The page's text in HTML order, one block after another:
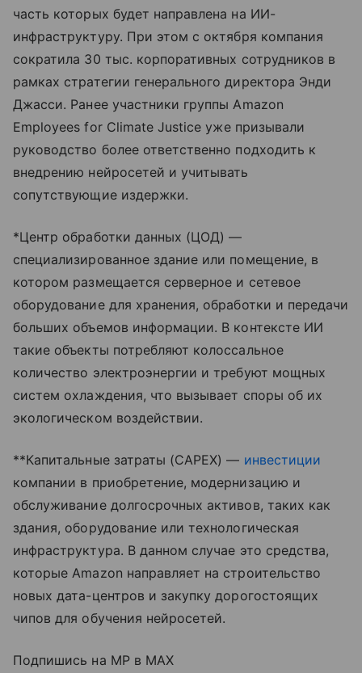
часть которых будет направлена на ИИ-
инфраструктуру. При этом с октября компания
сократила 30 тыс. корпоративных сотрудников в
рамках стратегии генерального директора Энди
Джасси. Ранее участники группы Amazon
Employees for Climate Justice уже призывали
руководство более ответственно подходить к
внедрению нейросетей и учитывать
сопутствующие издержки.
*Центр обработки данных (ЦОД) —
специализированное здание или помещение, в
котором размещается серверное и сетевое
оборудование для хранения, обработки и передачи
больших объемов информации. В контексте ИИ
такие объекты потребляют колоссальное
количество электроэнергии и требуют мощных
систем охлаждения, что вызывает споры об их
экологическом воздействии.
**Капитальные затраты (CAPEX) — инвестиции
компании в приобретение, модернизацию и
обслуживание долгосрочных активов, таких как
здания, оборудование или технологическая
инфраструктура. В данном случае это средства,
которые Amazon направляет на строительство
новых дата-центров и закупку дорогостоящих
чипов для обучения нейросетей.
Подпишись на MP в MAX